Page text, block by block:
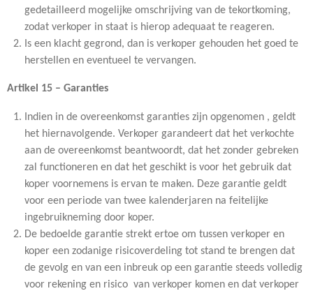
gedetailleerd mogelijke omschrijving van de tekortkoming,
zodat verkoper in staat is hierop adequaat te reageren.
Is een klacht gegrond, dan is verkoper gehouden het goed te
herstellen en eventueel te vervangen.
Artikel 15 – Garanties
Indien in de overeenkomst garanties zijn opgenomen , geldt
het hiernavolgende. Verkoper garandeert dat het verkochte
aan de overeenkomst beantwoordt, dat het zonder gebreken
zal functioneren en dat het geschikt is voor het gebruik dat
koper voornemens is ervan te maken. Deze garantie geldt
voor een periode van twee kalenderjaren na feitelijke
ingebruikneming door koper.
De bedoelde garantie strekt ertoe om tussen verkoper en
koper een zodanige risicoverdeling tot stand te brengen dat
de gevolg en van een inbreuk op een garantie steeds volledig
voor rekening en risico van verkoper komen en dat verkoper